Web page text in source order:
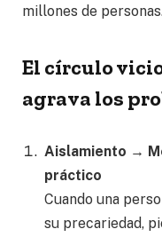
millones de
El círculo
agrava los
Aislamiento →
práctico
Cuando una
su precariedad,